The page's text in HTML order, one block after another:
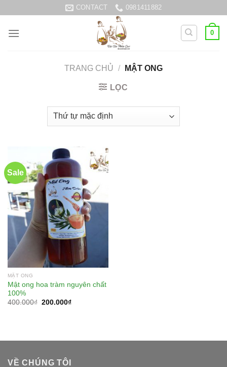
content
CONTACT 0981411882
0
TRANG CHỦ / MẬT ONG
LỌC
Sale
MẬT ONG
Mật ong hoa tràm nguyên chất
100%
400.000₫ 200.000₫
VỀ CHÚNG TÔI